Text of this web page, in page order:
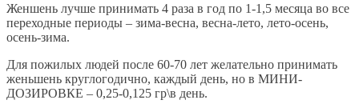
Женшень лучше принимать 4 раза в год по 1-1,5 месяца во все
переходные периоды – зима-весна, весна-лето, лето-осень,
осень-зима.
Для пожилых людей после 60-70 лет желательно принимать
женьшень круглогодично, каждый день, но в МИНИ-
ДОЗИРОВКЕ – 0,25-0,125 гр\в день.